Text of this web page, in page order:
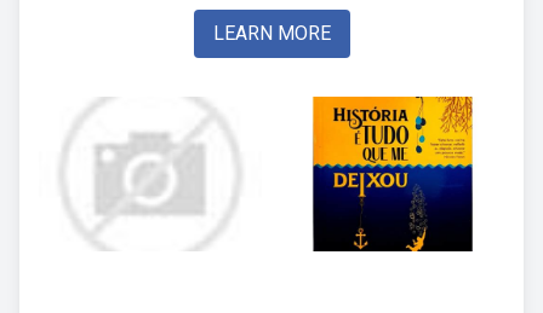
LEARN MORE